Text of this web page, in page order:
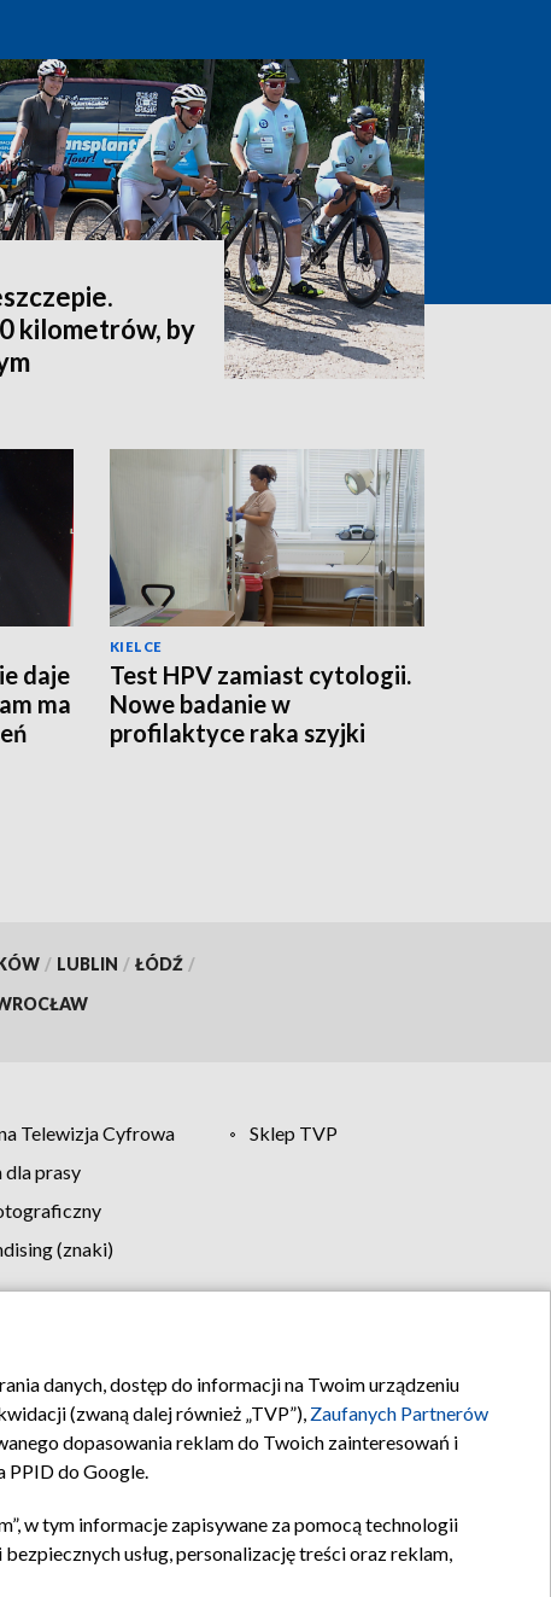
kilometrów, by
daje
ma
KIELCE
Test HPV zamiast cytologii.
Nowe badanie w
profilaktyce raka szyjki
/ LUBLIN / ŁÓDŹ /
Telewizja Cyfrowa
Sklep TVP
dla prasy
(znaki)
Kontakt
danych, dostęp do informacji na Twoim urządzeniu
(zwaną dalej również „TVP”), Zaufanych Partnerów
dopasowania reklam do Twoich zainteresowań i
PPID do Google.
w tym informacje zapisywane za pomocą technologii
usług, personalizację treści oraz reklam,